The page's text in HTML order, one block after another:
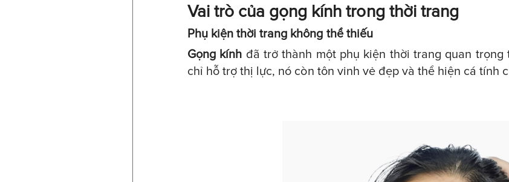
Vai trò của gọng kính trong thời trang
Phụ kiện thời trang không thể thiếu
Gọng kính đã trở thành một phụ kiện thời trang quan
chỉ hỗ trợ thị lực, nó còn tôn vinh vẻ đẹp và thể hiện cá tính